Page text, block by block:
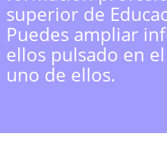
superior de
Puedes ampliar
ellos pulsado en
uno de ellos.